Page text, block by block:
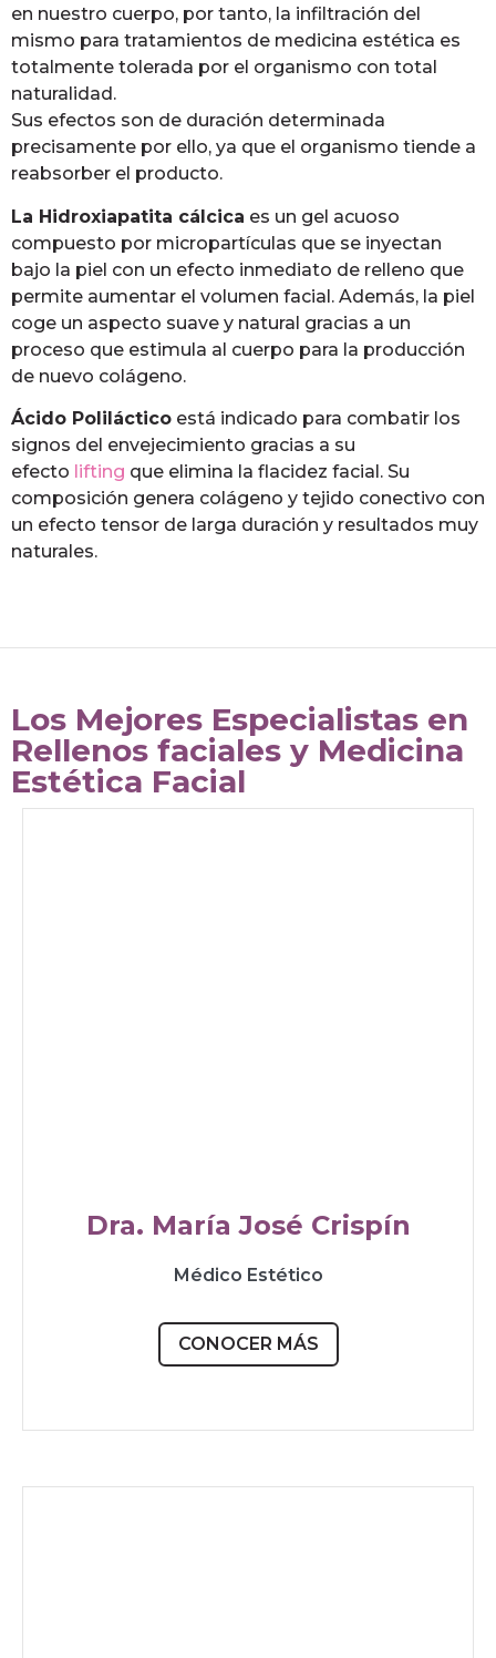
en nuestro cuerpo, por tanto, la infiltración del
mismo para tratamientos de medicina estética es
totalmente tolerada por el organismo con total
naturalidad.
Sus efectos son de duración determinada
precisamente por ello, ya que el organismo tiende a
reabsorber el producto.
La Hidroxiapatita cálcica es un gel acuoso
compuesto por micropartículas que se inyectan
bajo la piel con un efecto inmediato de relleno que
permite aumentar el volumen facial. Además, la piel
coge un aspecto suave y natural gracias a un
proceso que estimula al cuerpo para la producción
de nuevo colágeno.
Ácido Poliláctico está indicado para combatir los
signos del envejecimiento gracias a su
efecto lifting que elimina la flacidez facial. Su
composición genera colágeno y tejido conectivo con
un efecto tensor de larga duración y resultados muy
naturales.
Los Mejores Especialistas en
Rellenos faciales y Medicina
Estética Facial
Dra. María José Crispín
Médico Estético
CONOCER MÁS